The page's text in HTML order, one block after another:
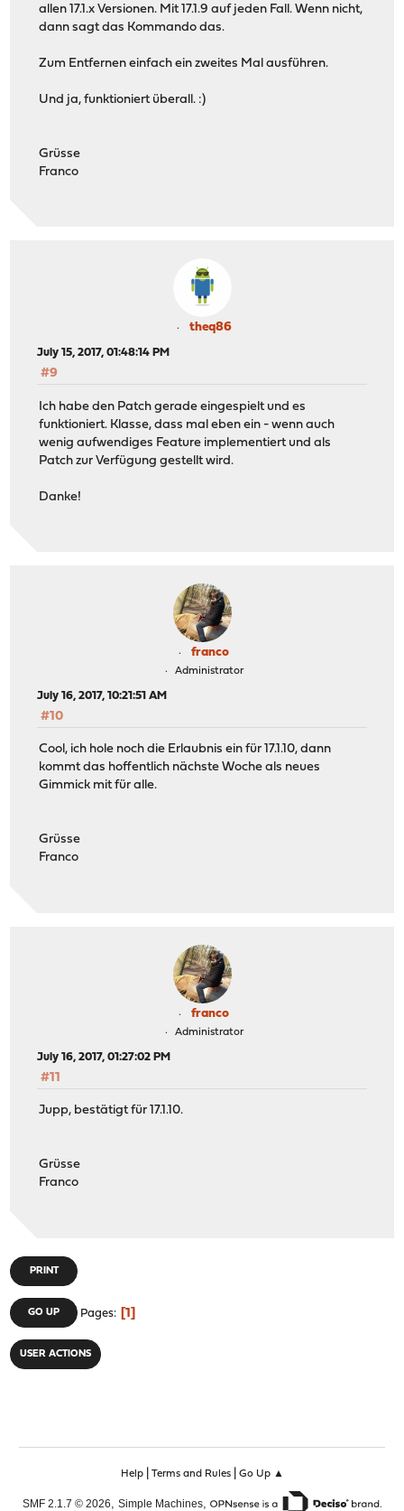
allen 17.1.x Versionen. Mit 17.1.9 auf jeden Fall. Wenn nicht,
dann sagt das Kommando das.
Zum Entfernen einfach ein zweites Mal ausführen.
Und ja, funktioniert überall. :)
Grüsse
Franco
theq86
July 15, 2017, 01:48:14 PM
#9
Ich habe den Patch gerade eingespielt und es
funktioniert. Klasse, dass mal eben ein - wenn auch
wenig aufwendiges Feature implementiert und als
Patch zur Verfügung gestellt wird.
Danke!
franco
Administrator
July 16, 2017, 10:21:51 AM
#10
Cool, ich hole noch die Erlaubnis ein für 17.1.10, dann
kommt das hoffentlich nächste Woche als neues
Gimmick mit für alle.
Grüsse
Franco
franco
Administrator
July 16, 2017, 01:27:02 PM
#11
Jupp, bestätigt für 17.1.10.
Grüsse
Franco
PRINT
GO UP Pages 1
USER ACTIONS
Help| Terms and Rules| Go Up ▲
SMF 2.1.7 © 2026 Simple Machines